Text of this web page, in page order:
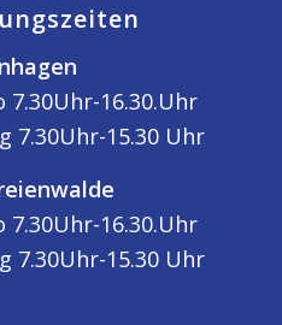
7.30Uhr-16.30.Uhr
7.30Uhr-15.30 Uhr
7.30Uhr-16.30.Uhr
7.30Uhr-15.30 Uhr